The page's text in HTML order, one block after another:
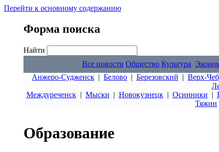
Перейти к основному содержанию
Форма поиска
Найти
Все новости Общество Культура
Анжеро-Судженск | Белово | Березовский | Верх-
Междуреченск| Мыски | Новокузнецк| Осинники |
Тяжин
Образование